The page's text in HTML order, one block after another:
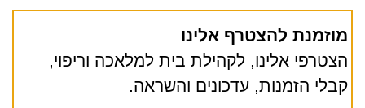
מוזמנת להצטרף אלינו
הצטרפי אלינו, לקהילת בית למלאכה וריפוי,
קבלי הזמנות, עדכונים והשראה.